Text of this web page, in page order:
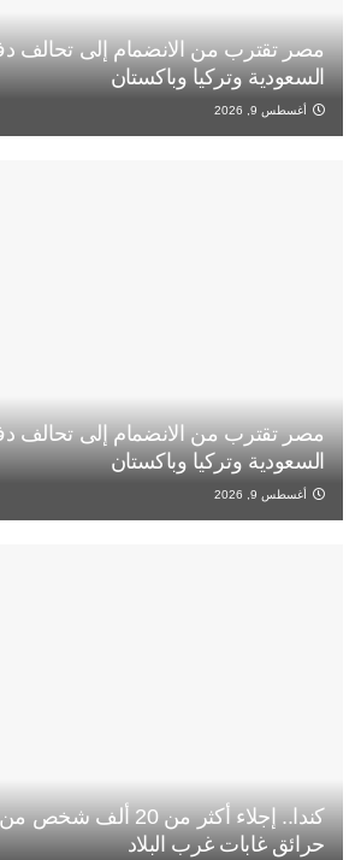
مصر تقترب من الانضمام إلى تحالف
السعودية وتركيا وباكستان
أغسطس 9, 2026
مصر تقترب من الانضمام إلى تحالف
السعودية وتركيا وباكستان
أغسطس 9, 2026
كندا.. إجلاء أكثر من 20
حرائق غابات غرب البلاد